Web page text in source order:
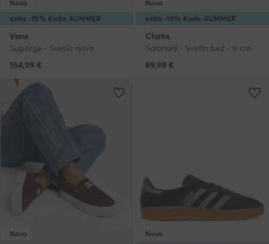
extra -25% Koda: SUMMER
Novo
Vans
Superge · Svetlo rjava
154,99 €
extra -10% Koda: SUMMER
Novo
Clarks
Salonarji · Svetlo bež · 6 cm
89,99 €
Novo Novo